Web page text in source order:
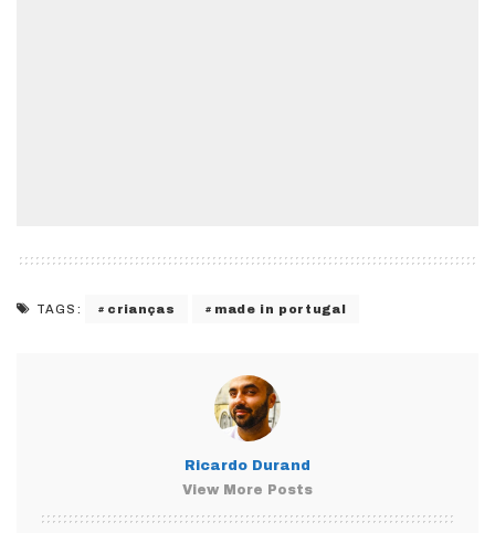
TAGS: crianças made in portugal
Ricardo Durand
View More Posts